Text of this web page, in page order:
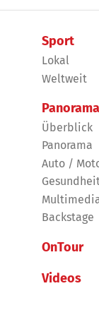
Sport
Lokal
Weltweit
Panorama
Überblick
Panorama
Auto /
Backstage
OnTour
Videos